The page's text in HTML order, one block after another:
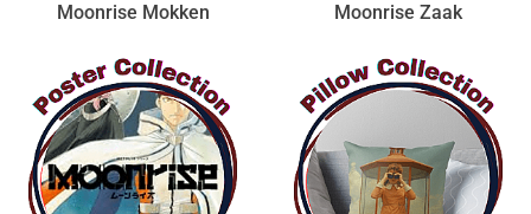
Moonrise Mokken Moonrise Zaak